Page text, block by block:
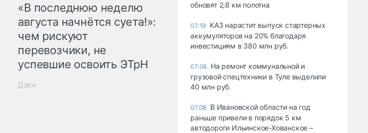
«В последнюю неделю
августа начнётся суета!»:
чем рискуют
перевозчики, не
успевшие освоить ЭТрН
Дзен
обновят 2,8 км полотна
07:19 КАЗ нарастит выпуск стартерных
аккумуляторов на 20% благодаря
инвестициям в 380 млн руб.
07:06 На ремонт коммунальной и
грузовой спецтехники в Туле выделили
40 млн руб.
07.08 В Ивановской области на год
раньше привели в порядок 5 км
автодороги Ильинское-Хованское –